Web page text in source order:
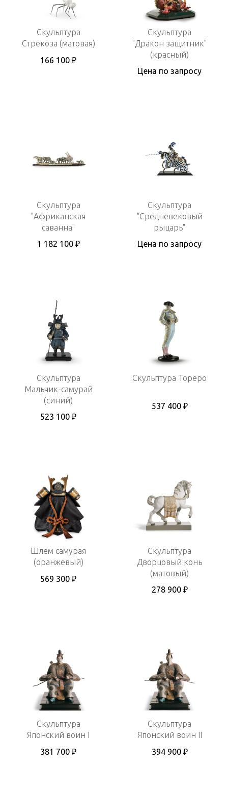
Скульптура
Стрекоза (матовая)
166 100 ₽
Скульптура
"Дракон защитник"
(красный)
Цена по запросу
Скульптура
"Африканская
саванна"
1 182 100 ₽
Скульптура
"Средневековый
рыцарь"
Цена по запросу
Скульптура
Мальчик-самурай
(синий)
523 100 ₽
Скульптура Тореро
537 400 ₽
Шлем самурая
(оранжевый)
569 300 ₽
Скульптура
Дворцовый конь
(матовый)
278 900 ₽
Скульптура
Японский воин I
381 700 ₽
Скульптура
Японский воин II
394 900 ₽